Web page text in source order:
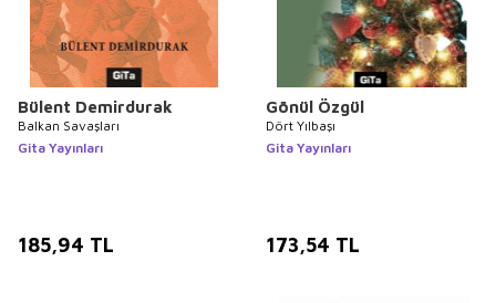
Bülent Demirdurak
Balkan Savaşları
Gita Yayınları
185,94 TL
Gönül Özgül
Dört Yılbaşı
Gita Yayınları
173,54 TL